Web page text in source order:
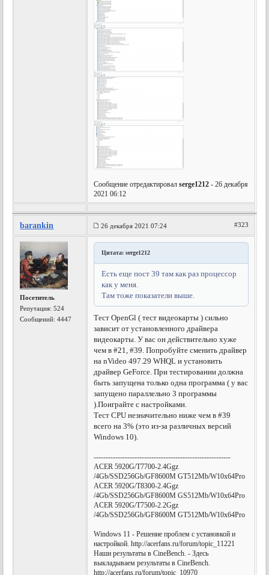
Сообщение отредактировалserge1212 - 26 декабря
2021 06:12
barankin 26 декабря 2021 07:24 #323
Посетитель
Репутация:524
Сообщений: 4447
Цитата: serge1212
Есть еще пост 39 там как раз процессор
как у меня.
Там тоже показатели выше.
Тест OpenGl ( тест видеокарты ) сильно
зависит от установленного драйвера
видеокарты. У вас он действительно хуже
чем в #21, #39. Попробуйте сменить драйвер
на nVideo 497.29 WHQL и установить
драйвер GeForce. При тестировании должна
быть запущена только одна программа ( у вас
запущено параллельно 3 программы
).Поиграйте с настройками.
Тест CPU незначительно ниже чем в #39
всего на 3% (это из-за различных версий
Windows 10).
---------------------------------------------------------
ACER 5920G/T7700-2.4Ggz
/4Gb/SSD256Gb/GF8600M GT512Mb/W10x64Pro
ACER 5920G/T8300-2.4Ggz
/4Gb/SSD256Gb/GF8600M GS512Mb/W10x64Pro
ACER 5920G/T7500-2.2Ggz
/4Gb/SSD256Gb/GF8600M GT512Mb/W10x64Pro
Windows 11 - Решение проблем с установкой и
настройкой. http://acerfans.ru/forum/topic_11221
Наши результаты в CineBench. - Здесь
выкладываем результаты в CineBench.
http://acerfans.ru/forum/topic_10970